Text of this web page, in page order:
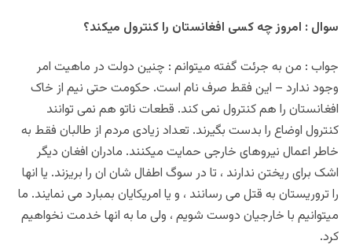
سوال : امروز چه کسی افغانستان را کنترول میکند؟
جواب : من به جرئت گفته میتوانم : چنین دولت در ماهیت امر
وجود ندارد – این فقط صرف نام است. حکومت حتی نیم از خاک
افغانستان را هم کنترول نمی کند. قطعات ناتو هم نمی توانند
کنترول اوضاع را بدست بگیرند. تعداد زیادی مردم از طالبان فقط به
خاطر اعمال نیروهای خارجی حمایت میکنند. مادران افغان دیگر
اشک برای ریختن ندارند ، تا در سوگ اطفال شان ان را بریزند. یا انها
را تروریستان به قتل می رسانند ، و یا امریکایان بمبارد می نمایند. ما
میتوانیم با خارجیان دوست شویم ، ولی ما به انها خدمت نخواهیم
کرد.